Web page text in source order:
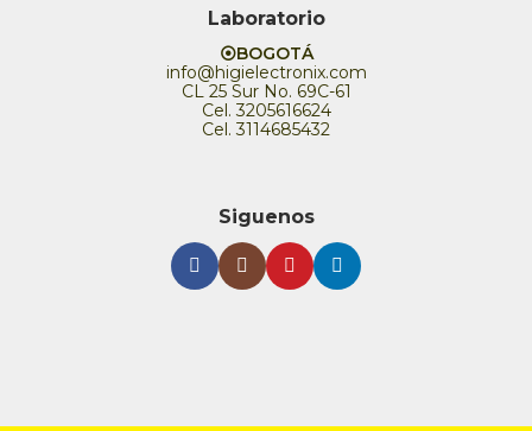
Laboratorio
⦿BOGOTÁ
info@higielectronix.com
CL 25 Sur No. 69C-61
Cel. 3205616624
Cel. 3114685432
Siguenos